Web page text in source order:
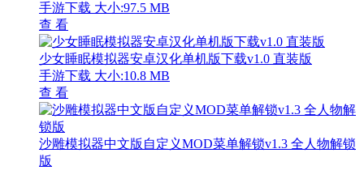
手游下载 大小:97.5 MB
查 看
少女睡眠模拟器安卓汉化单机版下载v1.0 直装版
手游下载 大小:10.8 MB
查 看
沙雕模拟器中文版自定义MOD菜单解锁v1.3 全人物解锁
版